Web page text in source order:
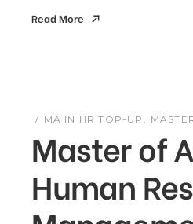
Read More
MA IN HR TOP-UP
Master of
Human